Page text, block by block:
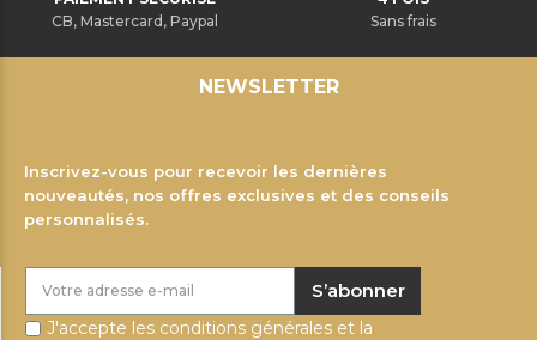
CB, Mastercard, Paypal
Sans frais
NEWSLETTER
Inscrivez-vous pour recevoir les dernières
nouveautés, nos offres exclusives et des conseils
personnalisés.
S’abonner
J'accepte les conditions générales et la